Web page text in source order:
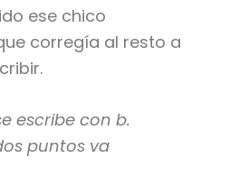
ese chico
corregía al resto a
escribe con b.
puntos va